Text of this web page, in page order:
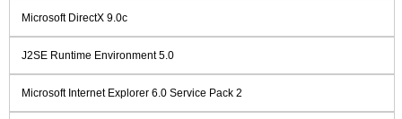
Microsoft DirectX 9.0c
J2SE Runtime Environment 5.0
Microsoft Internet Explorer 6.0 Service Pack 2